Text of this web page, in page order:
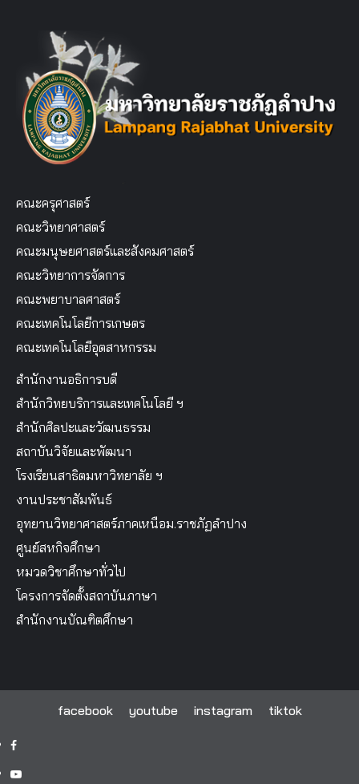
คณะครุศาสตร์
คณะวิทยาศาสตร์
คณะมนุษยศาสตร์และสังคมศาสตร์
คณะวิทยาการจัดการ
คณะพยาบาลศาสตร์
คณะเทคโนโลยีการเกษตร
คณะเทคโนโลยีอุตสาหกรรม
สำนักงานอธิการบดี
สำนักวิทยบริการและเทคโนโลยี ฯ
สำนักศิลปะและวัฒนธรรม
สถาบันวิจัยและพัฒนา
โรงเรียนสาธิตมหาวิทยาลัย ฯ
งานประชาสัมพันธ์
อุทยานวิทยาศาสตร์ภาคเหนือม.ราชภัฏลำปาง
ศูนย์สหกิจศึกษา
หมวดวิชาศึกษาทั่วไป
โครงการจัดตั้งสถาบันภาษา
สำนักงานบัณฑิตศึกษา
facebook youtube instagram tiktok
facebook
youtube